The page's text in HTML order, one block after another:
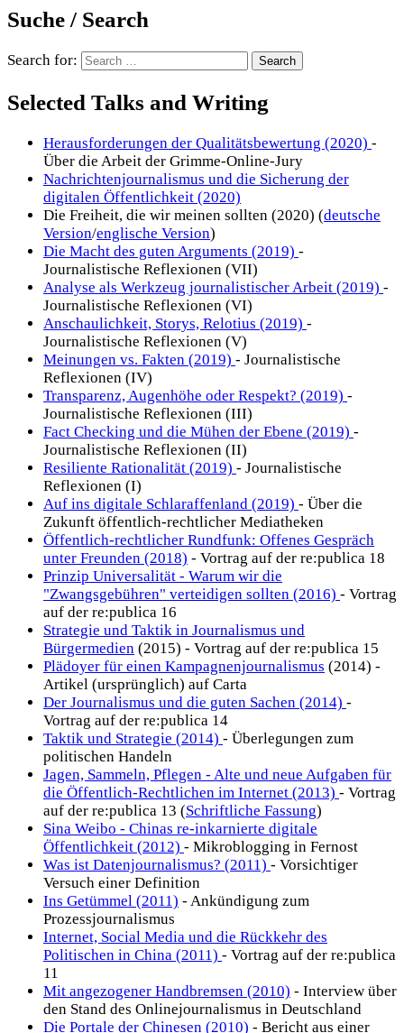
Suche / Search
Search for:
Selected Talks and Writing
Herausforderungen der Qualitätsbewertung (2020) -
Über die Arbeit der Grimme-Online-Jury
Nachrichtenjournalismus und die Sicherung der
digitalen Öffentlichkeit (2020)
Die Freiheit, die wir meinen sollten (2020) (deutsche
Version/englische Version)
Die Macht des guten Arguments (2019) -
Journalistische Reflexionen (VII)
Analyse als Werkzeug journalistischer Arbeit (2019) -
Journalistische Reflexionen (VI)
Anschaulichkeit, Storys, Relotius (2019) -
Journalistische Reflexionen (V)
Meinungen vs. Fakten (2019) - Journalistische
Reflexionen (IV)
Transparenz, Augenhöhe oder Respekt? (2019) -
Journalistische Reflexionen (III)
Fact Checking und die Mühen der Ebene (2019) -
Journalistische Reflexionen (II)
Resiliente Rationalität (2019) - Journalistische
Reflexionen (I)
Auf ins digitale Schlaraffenland (2019) - Über die
Zukunft öffentlich-rechtlicher Mediatheken
Öffentlich-rechtlicher Rundfunk: Offenes Gespräch
unter Freunden (2018) - Vortrag auf der re:publica 18
Prinzip Universalität - Warum wir die
"Zwangsgebühren" verteidigen sollten (2016) - Vortrag
auf der re:publica 16
Strategie und Taktik in Journalismus und
Bürgermedien (2015) - Vortrag auf der re:publica 15
Plädoyer für einen Kampagnenjournalismus (2014) -
Artikel (ursprünglich) auf Carta
Der Journalismus und die guten Sachen (2014) -
Vortrag auf der re:publica 14
Taktik und Strategie (2014) - Überlegungen zum
politischen Handeln
Jagen, Sammeln, Pflegen - Alte und neue Aufgaben für
die Öffentlich-Rechtlichen im Internet (2013) - Vortrag
auf der re:publica 13 (Schriftliche Fassung)
Sina Weibo - Chinas re-inkarnierte digitale
Öffentlichkeit (2012) - Mikroblogging in Fernost
Was ist Datenjournalismus? (2011) - Vorsichtiger
Versuch einer Definition
Ins Getümmel (2011) - Ankündigung zum
Prozessjournalismus
Internet, Social Media und die Rückkehr des
Politischen in China (2011) - Vortrag auf der re:publica
11
Mit angezogener Handbremsen (2010) - Interview über
den Stand des Onlinejournalismus in Deutschland
Die Portale der Chinesen (2010) - Bericht aus einer